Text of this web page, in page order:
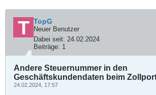
TopG
Neuer Benutzer
Dabei seit: 24.02.2024
Beiträge: 1
Andere Steuernummer in den
Geschäftskundendaten beim
24.02.2024, 17:57